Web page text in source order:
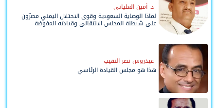
د. أمين العلياني
لماذا الوصاية السعودية وقوى الاحتلال اليمني مصرّون
على شيطنة المجلس الانتقالي وقيادته المفوضة
عيدروس نصر النقيب
هذا هو مجلس القيادة الرئاسي